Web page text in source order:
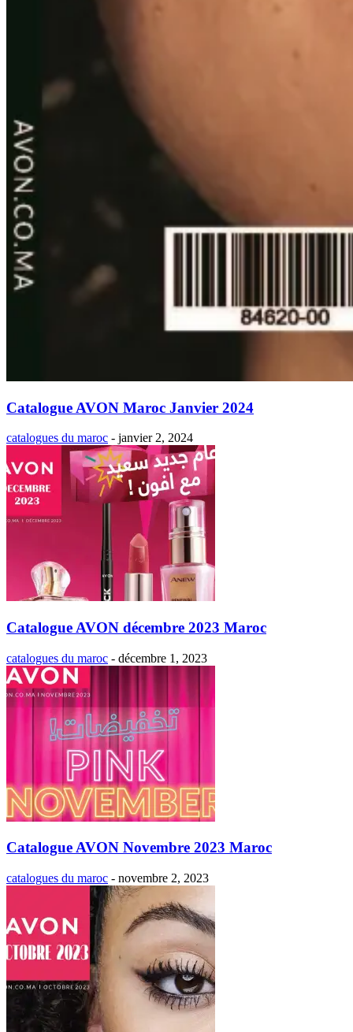
Catalogue AVON Maroc Janvier 2024
catalogues du maroc - janvier 2, 2024
Catalogue AVON décembre 2023 Maroc
catalogues du maroc - décembre 1, 2023
Catalogue AVON Novembre 2023 Maroc
catalogues du maroc - novembre 2, 2023